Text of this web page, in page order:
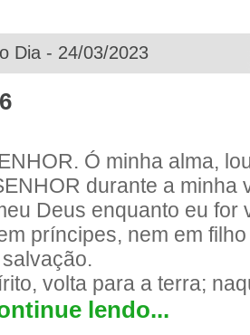
Dia - 24/03/2023
Ó minha alma,
durante a minha
Deus enquanto eu for
príncipes, nem em
volta para a terra;
lendo...